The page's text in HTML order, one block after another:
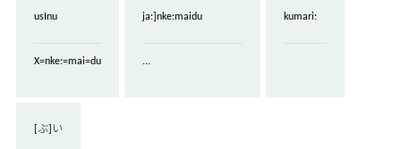
usInu
X=nke:=mai=du
ja:]nke:maidu
...
kumari:
[ぶ]い